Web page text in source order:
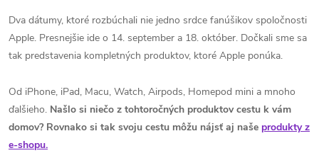
Dva dátumy, ktoré rozbúchali nie jedno srdce fanúšikov spoločnosti
Apple. Presnejšie ide o 14. september a 18. október. Dočkali sme sa
tak predstavenia kompletných produktov, ktoré Apple ponúka.
Od iPhone, iPad, Macu, Watch, Airpods, Homepod mini a mnoho
ďalšieho. Našlo si niečo z tohtoročných produktov cestu k vám
domov? Rovnako si tak svoju cestu môžu nájsť aj naše produkty z
e-shopu.